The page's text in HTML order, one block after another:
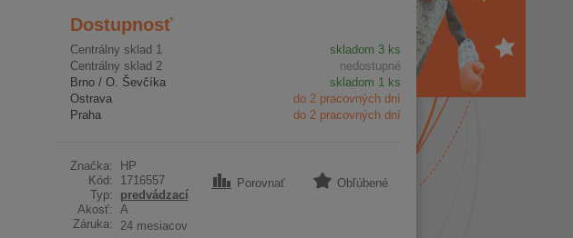
Dostupnosť
Centrálny sklad 1
skladom 3 ks
Centrálny sklad 2
nedostupné
Brno / O. Ševčíka
skladom 1 ks
Ostrava
do 2 pracovných dní
Praha
do 2 pracovných dní
Značka:
HP
Kód:
1716557
Typ:
predvádzací
Akosť: A
Záruka:
24 mesiacov
Porovnať Obľúbené